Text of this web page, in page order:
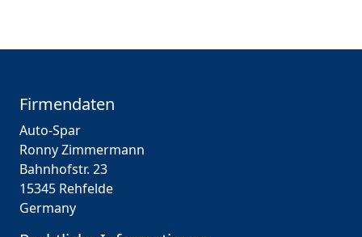
Firmendaten
Auto-Spar
Ronny Zimmermann
Bahnhofstr. 23
15345 Rehfelde
Germany